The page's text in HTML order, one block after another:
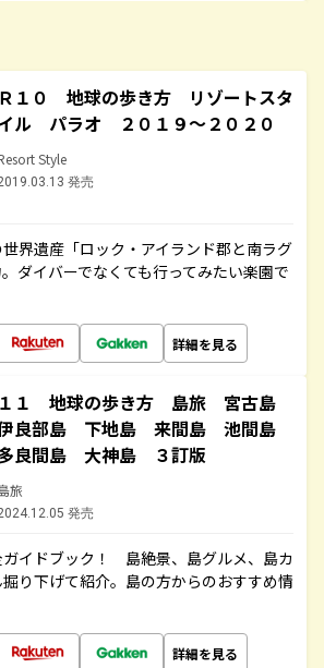
Ｒ１０ 地球の歩き方 リゾートスタ
ル パラオ ２０１９～２０２０
Style
発売
界遺産「ロック・アイランド郡と南ラグ
ダイバーでなくても行ってみたい楽園で
詳細を見る
１１ 地球の歩き方 島旅 宮古島
良部島 下地島 来間島 池間島
良間島 大神島 ３訂版
旅
発売
ガイドブック！ 島絶景、島グルメ、島カ
り下げて紹介。島の方からのおすすめ情
詳細を見る